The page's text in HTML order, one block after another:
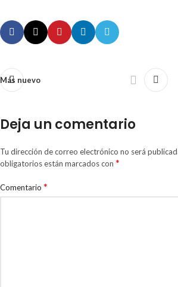
Más nuevo
Deja un comentario
Tu dirección de correo electrónico no será
obligatorios están marcados con *
Comentario *